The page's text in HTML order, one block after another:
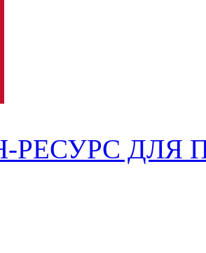
РЕСУРС ДЛЯ